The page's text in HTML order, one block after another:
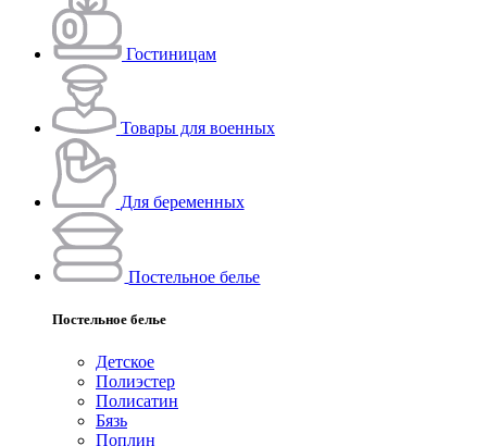
Гостиницам
Товары для военных
Для беременных
Постельное белье
Постельное белье
Детское
Полиэстeр
Полисатин
Бязь
Поплин